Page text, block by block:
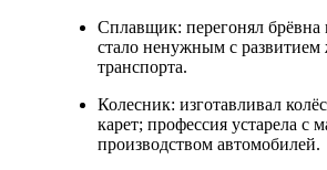
Сплавщик: перегонял брёвна
стало ненужным с развитием
транспорта.
Колесник: изготавливал
карет; профессия устарела с
производством автомобилей.